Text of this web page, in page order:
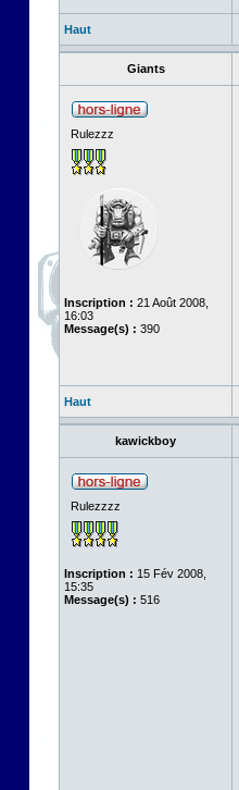
Haut
Giants
Rulezzz
Inscription : 21 Août 2008,
16:03
Message(s) : 390
Haut
kawickboy
Rulezzzz
Inscription : 15 Fév 2008,
15:35
Message(s) : 516